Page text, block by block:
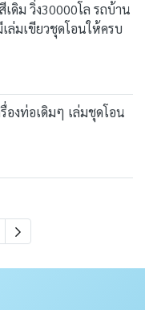
ดิม วิ่ง30000โล รถบ้าน
ล่มเขียวชุดโอนให้ครบ
องท่อเดิมๆ เล่มชุดโอน